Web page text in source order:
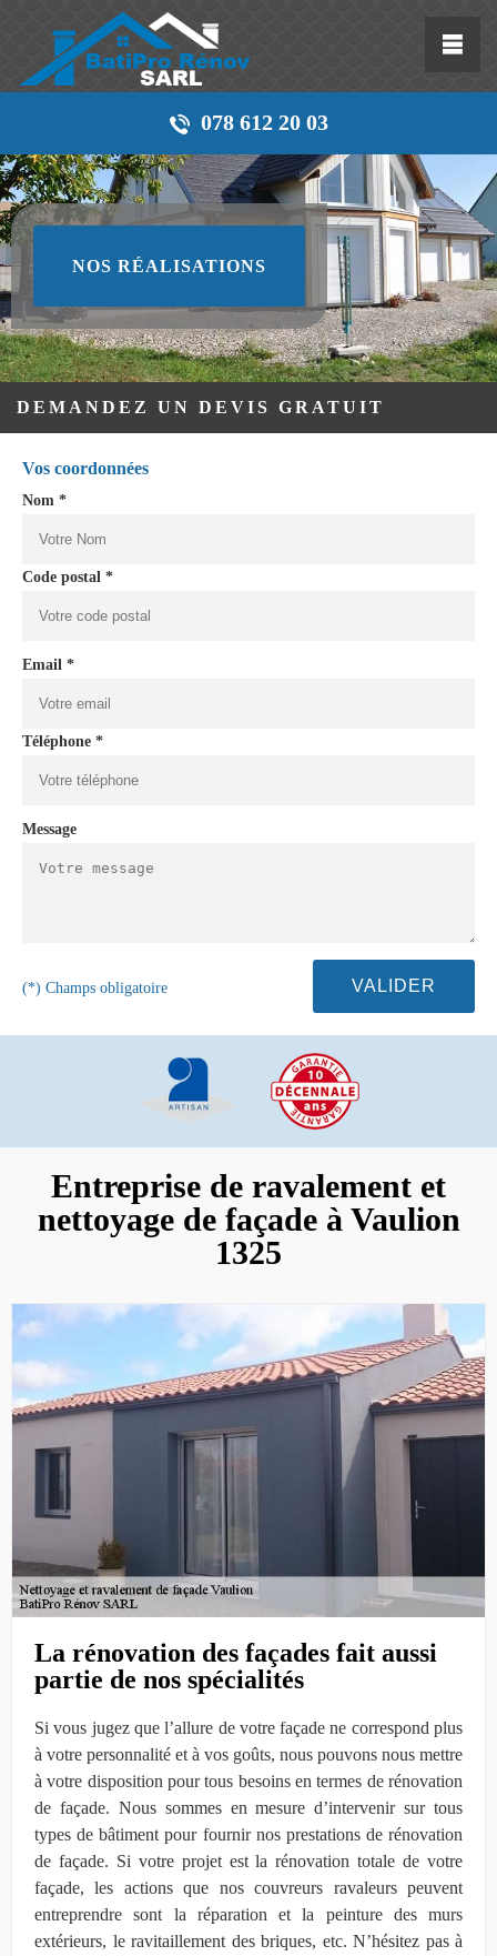
078 612 20 03
NOS RÉALISATIONS
DEMANDEZ UN DEVIS GRATUIT
Vos coordonnées
Nom *
Code postal *
Email *
Téléphone *
Message
(*) Champs obligatoire
Entreprise de ravalement et
nettoyage de façade à Vaulion
1325
La rénovation des façades fait aussi
partie de nos spécialités
Si vous jugez que l’allure de votre façade ne correspond plus
à votre personnalité et à vos goûts, nous pouvons nous mettre
à votre disposition pour tous besoins en termes de rénovation
de façade. Nous sommes en mesure d’intervenir sur tous
types de bâtiment pour fournir nos prestations de rénovation
de façade. Si votre projet est la rénovation totale de votre
façade, les actions que nos couvreurs ravaleurs peuvent
entreprendre sont la réparation et la peinture des murs
extérieurs, le ravitaillement des briques, etc. N’hésitez pas à